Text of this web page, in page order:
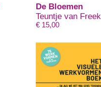
De Bloemen
Teuntje van Freek
€15,00